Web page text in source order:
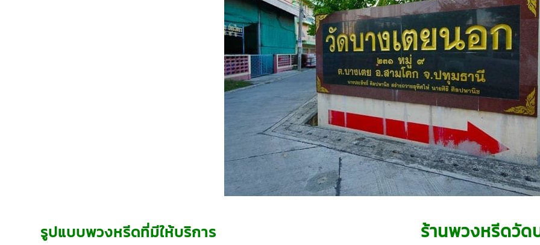
รูปแบบพวงหรีดที่มีให้บริการ ร้านพวงหรีดวัด